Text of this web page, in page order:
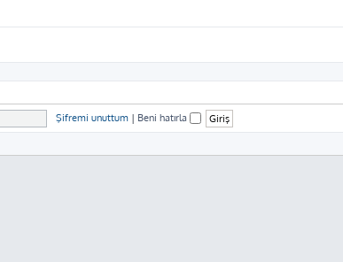
Şifremi unuttum | Beni hatırla